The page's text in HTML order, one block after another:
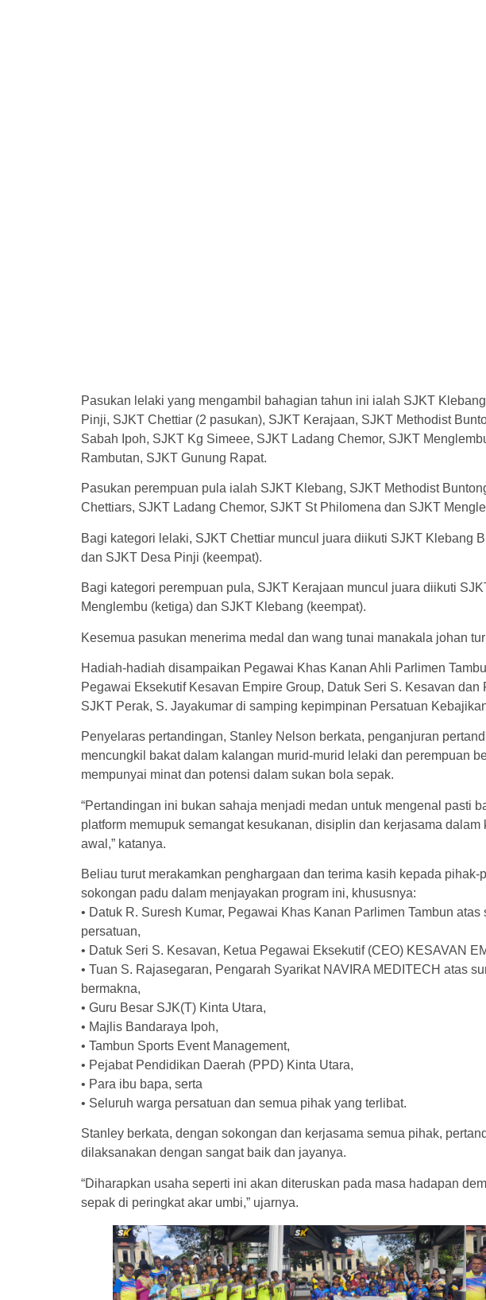
Pasukan lelaki yang mengambil bahagian tahun ini ialah SJKT
Pinji, SJKT Chettiar (2 pasukan), SJKT Kerajaan, SJKT Methodist
Sabah Ipoh, SJKT Kg Simeee, SJKT Ladang Chemor, SJKT
Rambutan, SJKT Gunung Rapat.
Pasukan perempuan pula ialah SJKT Klebang, SJKT Methodist
Chettiars, SJKT Ladang Chemor, SJKT St Philomena dan SJKT
Bagi kategori lelaki, SJKT Chettiar muncul juara diikuti SJKT Klebang
dan SJKT Desa Pinji (keempat).
Bagi kategori perempuan pula, SJKT Kerajaan muncul juara diikuti
Menglembu (ketiga) dan SJKT Klebang (keempat).
Kesemua pasukan menerima medal dan wang tunai manakala johan
Hadiah-hadiah disampaikan Pegawai Khas Kanan Ahli Parlimen
Pegawai Eksekutif Kesavan Empire Group, Datuk Seri S. Kesavan
SJKT Perak, S. Jayakumar di samping kepimpinan Persatuan
Penyelaras pertandingan, Stanley Nelson berkata, penganjuran
mencungkil bakat dalam kalangan murid-murid lelaki dan perempuan
mempunyai minat dan potensi dalam sukan bola sepak.
“Pertandingan ini bukan sahaja menjadi medan untuk mengenal pasti
platform memupuk semangat kesukanan, disiplin dan kerjasama
awal,” katanya.
Beliau turut merakamkan penghargaan dan terima kasih kepada pihak-
sokongan padu dalam menjayakan program ini, khususnya:
• Datuk R. Suresh Kumar, Pegawai Khas Kanan Parlimen Tambun
persatuan,
• Datuk Seri S. Kesavan, Ketua Pegawai Eksekutif (CEO) KESAVAN
• Tuan S. Rajasegaran, Pengarah Syarikat NAVIRA MEDITECH atas
bermakna,
• Guru Besar SJK(T) Kinta Utara,
• Majlis Bandaraya Ipoh,
• Tambun Sports Event Management,
• Pejabat Pendidikan Daerah (PPD) Kinta Utara,
• Para ibu bapa, serta
• Seluruh warga persatuan dan semua pihak yang terlibat.
Stanley berkata, dengan sokongan dan kerjasama semua pihak,
dilaksanakan dengan sangat baik dan jayanya.
“Diharapkan usaha seperti ini akan diteruskan pada masa hadapan
sepak di peringkat akar umbi,” ujarnya.